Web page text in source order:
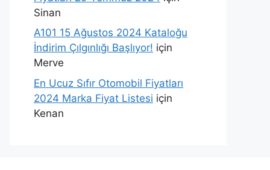
Sinan
A101 15 Ağustos 2024 Kataloğu
İndirim Çılgınlığı Başlıyor! için
Merve
En Ucuz Sıfır Otomobil Fiyatları
2024 Marka Fiyat Listesi için
Kenan